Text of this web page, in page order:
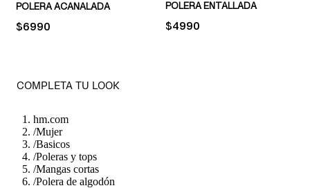
POLERA ACANALADA
PRICE:
$6990
POLERA ENTALLADA
PRICE:
$4990
COMPLETA TU LOOK
hm.com
/Mujer
/Basicos
/Poleras y tops
/Mangas cortas
/Polera de algodón